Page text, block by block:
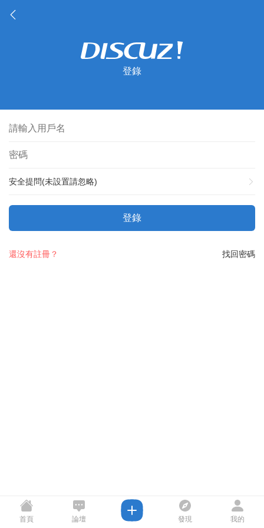
登錄
安全提問(未設置請忽略)
登錄
找回密碼
還沒有註冊？
首頁 論壇 發現 我的